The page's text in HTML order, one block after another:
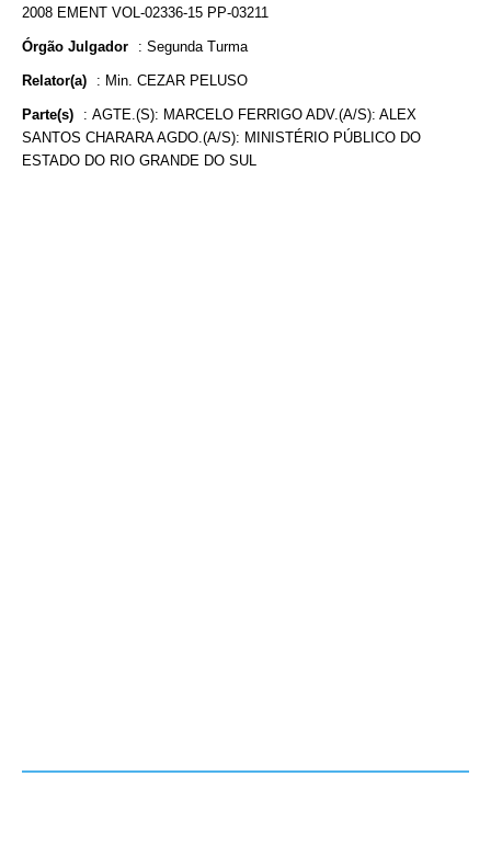
2008 EMENT VOL-02336-15 PP-03211
Órgão Julgador : Segunda Turma
Relator(a) : Min. CEZAR PELUSO
Parte(s) : AGTE.(S): MARCELO FERRIGO ADV.(A/S): ALEX
SANTOS CHARARA AGDO.(A/S): MINISTÉRIO PÚBLICO DO
ESTADO DO RIO GRANDE DO SUL